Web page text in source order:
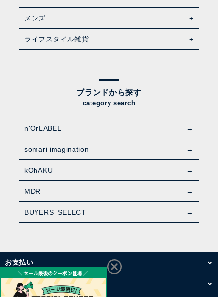
メンズ
ライフスタイル雑貨
ブランドから探す
category search
n'OrLABEL
somari imagination
kOhAKU
MDR
BUYERS' SELECT
お支払い
配送・送料